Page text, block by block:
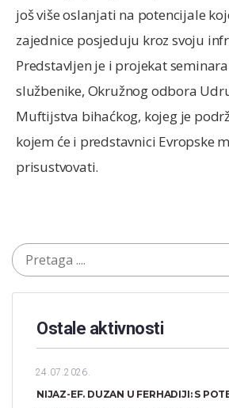
još više oslanjati na potencijale
zajednice posjeduju kroz svoju
Predstavljen je i projekat
službenike, Okružnog odbora
Muftijstva bihaćkog, kojeg je
kojem će i predstavnici Evropske
prisustvovati.
Ostale aktivnosti
24.07.2026.
NIJAZ-EF. DUZAN U FERHADIJI: S